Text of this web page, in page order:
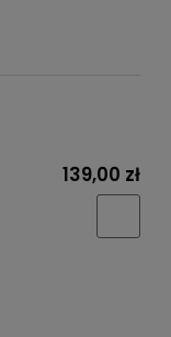
139,00 zł